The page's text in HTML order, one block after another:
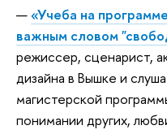
«Учеба на
важным словом
режиссер, сценарист,
дизайна в Вышке и
магистерской
понимании других,